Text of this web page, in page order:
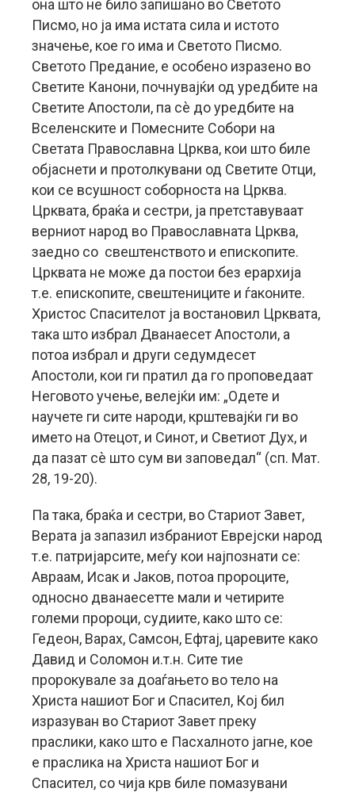
она што не било запишано во Светото
Писмо, но ја има истата сила и истото
значење, кое го има и Светото Писмо.
Светото Предание, е особено изразено во
Светите Канони, почнувајќи од уредбите на
Светите Апостоли, па сè до уредбите на
Вселенските и Помесните Собори на
Светата Православна Црква, кои што биле
објаснети и протолкувани од Светите Отци,
кои се всушност соборноста на Црква.
Црквата, браќа и сестри, ја претставуваат
верниот народ во Православната Црква,
заедно со свештенството и епископите.
Црквата не може да постои без ерархија
т.е. епископите, свештениците и ѓаконите.
Христос Спасителот ја востановил Црквата,
така што избрал Дванаесет Апостоли, а
потоа избрал и други седумдесет
Апостоли, кои ги пратил да го проповедаат
Неговото учење, велејќи им: „Одете и
научете ги сите народи, крштевајќи ги во
името на Отецот, и Синот, и Светиот Дух, и
да пазат сè што сум ви заповедал“ (сп. Мат.
28, 19-20).
Па така, браќа и сестри, во Стариот Завет,
Верата ја запазил избраниот Еврејски народ
т.е. патријарсите, меѓу кои најпознати се:
Авраам, Исак и Јаков, потоа пророците,
односно дванаесетте мали и четирите
големи пророци, судиите, како што се:
Гедеон, Варах, Самсон, Ефтај, царевите како
Давид и Соломон и.т.н. Сите тие
пророкувале за доаѓањето во тело на
Христа нашиот Бог и Спасител, Кој бил
изразуван во Стариот Завет преку
праслики, како што е Пасхалното јагне, кое
е праслика на Христа нашиот Бог и
Спасител, со чија крв биле помазувани